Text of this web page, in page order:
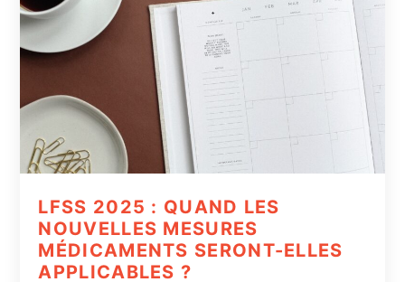
LFSS 2025 : QUAND LES
NOUVELLES MESURES
MÉDICAMENTS SERONT-ELLES
APPLICABLES ?